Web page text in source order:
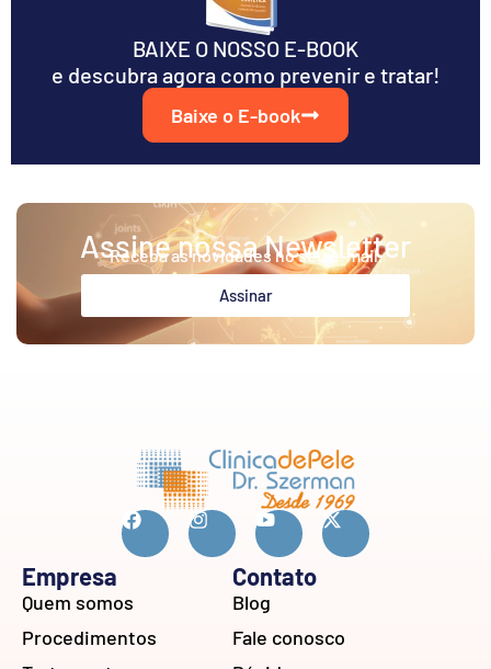
BAIXE O NOSSO E-BOOK
e descubra agora como prevenir e tratar!
Baixe o E-book
Assine nossa Newsletter
Receba as novidades no seu e-mail.
Assinar
Empresa
Quem somos
Procedimentos
Contato
Blog
Fale conosco